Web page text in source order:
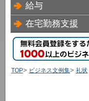
給与
在宅勤務支援
TOP> ビジネス文例集> 礼状